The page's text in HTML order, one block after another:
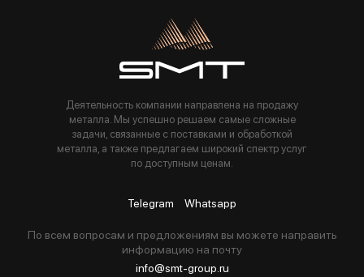
Пользуясь данной формой вы соглашаетесь с политикой компании
Деятельность компании направлена на продажу
металла. Мы успешно решаем самые сложные
задачи, связанные с поставками и обработкой
металла, а также предлагаем широкий спектр услуг
по доступным ценам.
Telegram Whatsapp
По всем вопросам и предложениям вы можете направить
информацию на почту
info@smt-group.ru